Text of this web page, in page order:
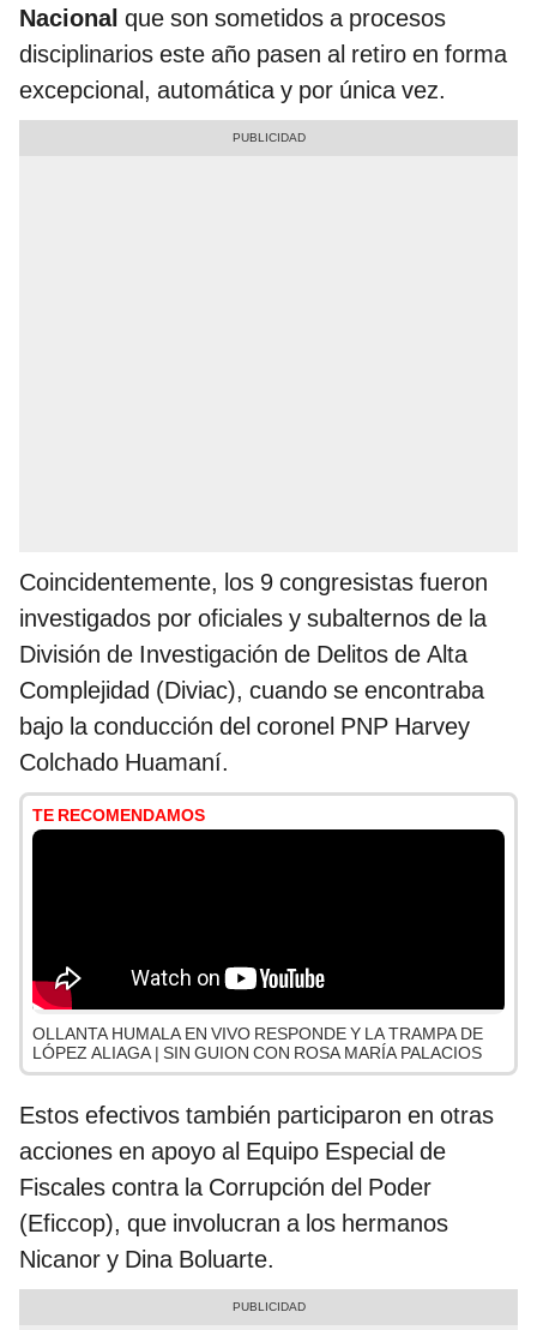
Nacional que son sometidos a procesos
disciplinarios este año pasen al retiro en forma
excepcional, automática y por única vez.
Coincidentemente, los 9 congresistas fueron
investigados por oficiales y subalternos de la
División de Investigación de Delitos de Alta
Complejidad (Diviac), cuando se encontraba
bajo la conducción del coronel PNP Harvey
Colchado Huamaní.
TE RECOMENDAMOS
OLLANTA HUMALA EN VIVO RESPONDE Y LA TRAMPA DE
LÓPEZ ALIAGA | SIN GUION CON ROSA MARÍA PALACIOS
Estos efectivos también participaron en otras
acciones en apoyo al Equipo Especial de
Fiscales contra la Corrupción del Poder
(Eficcop), que involucran a los hermanos
Nicanor y Dina Boluarte.